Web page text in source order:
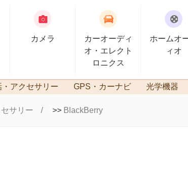
カメラ
カーオーディ
オ・エレクト
ロニクス
ホームオ
ィオ
アクセサリー GPS・カーナビ 光学機器
サリー >> BlackBerry